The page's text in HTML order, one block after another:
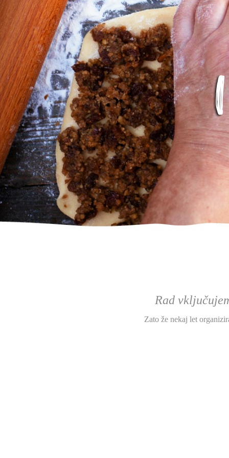
Rad
Zato že nekaj let